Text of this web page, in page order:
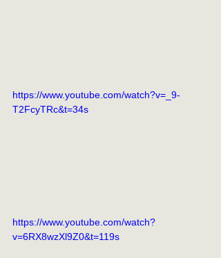
https://www.youtube.com/watch?v=_9-
T2FcyTRc&t=34s
https://www.youtube.com/watch?
v=6RX8wzXl9Z0&t=119s